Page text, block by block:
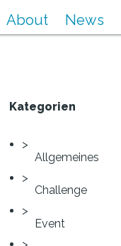
About News
Kategorien
Allgemeines
Challenge
Event